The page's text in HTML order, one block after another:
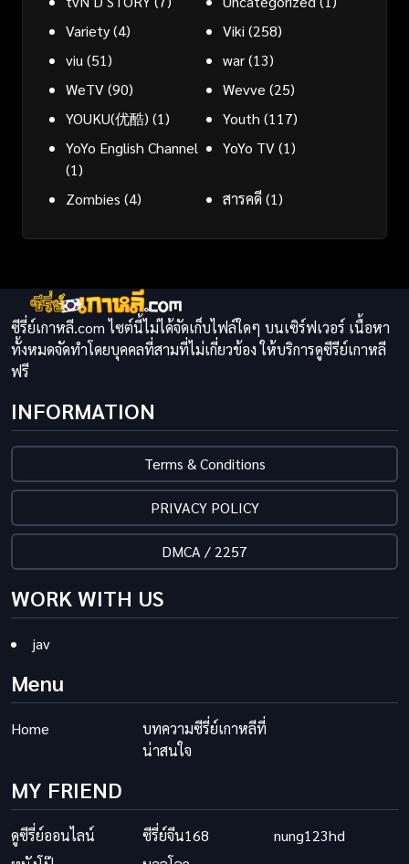
Variety(4) Viki (258)
viu (51) war(13)
WeTV(90) Wevve (25)
YOUKU(优酷) (1) Youth (117)
YoYo English Channel
(1)
YoYo TV(1)
Zombies (4) สารคดี(1)
ซีรี่ย์เกาหลี.com ไซต์นี้ไม่ได้จัดเก็บไฟล์ใดๆ บนเซิร์ฟเวอร์ เนื้อหา
ทั้งหมดจัดทำโดยบุคคลที่สามที่ไม่เกี่ยวข้อง ให้บริการดูซีรีย์เกาหลี
ฟรี
INFORMATION
Terms & Conditions
PRIVACY POLICY
DMCA / 2257
WORK WITH US
jav
Menu
Home
บทความซีรี่ย์เกาหลีที่
น่าสนใจ
MY FRIEND
ดูซีรี่ย์ออนไลน์ ซีรี่ย์จีน168
nung123hd